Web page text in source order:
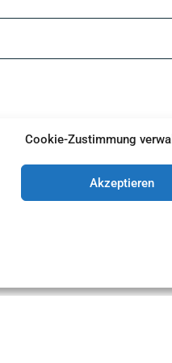
Cookie-Zustimmung
Akzeptieren